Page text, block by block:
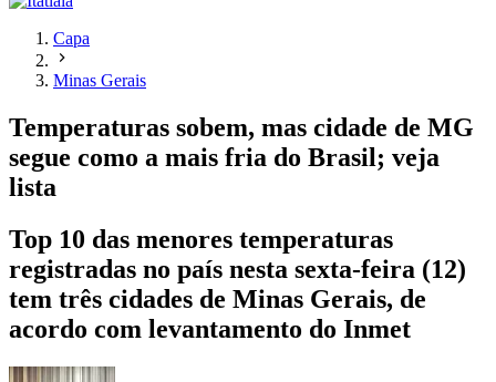
Capa
Minas Gerais
Temperaturas sobem, mas cidade de MG
segue como a mais fria do Brasil; veja
lista
Top 10 das menores temperaturas
registradas no país nesta sexta-feira (12)
tem três cidades de Minas Gerais, de
acordo com levantamento do Inmet